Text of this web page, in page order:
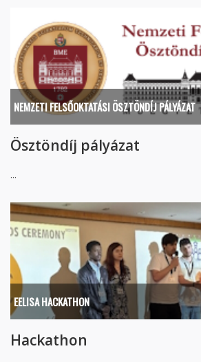
NEMZETI FELSŐOKTATÁSI ÖSZTÖNDÍJ PÁLYÁZAT
Ösztöndíj pályázat
...
EELISA HACKATHON
Hackathon